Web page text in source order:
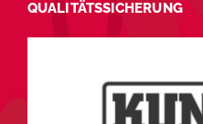
QUALITÄTSSICHERUNG